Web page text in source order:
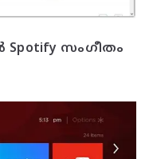
Spotify സംഗീതം